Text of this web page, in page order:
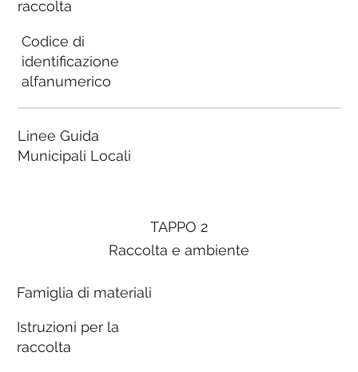
raccolta
Codice di
identificazione
alfanumerico
Linee Guida
Municipali Locali
TAPPO 2
Raccolta e ambiente
Famiglia di materiali
Istruzioni per la
raccolta